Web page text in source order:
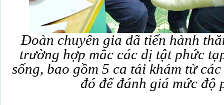
Đoàn chuyên gia đã tiến hành
trường hợp mắc các dị tật phức
sống, bao gồm 5 ca tái khám từ
đó để đánh giá mức độ